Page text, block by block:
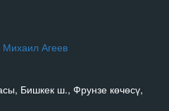
Михаил Агеев
Бишкек ш., Фрунзе көчөсү,